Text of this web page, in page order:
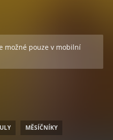
možné pouze v mobilní
MĚSÍČNÍKY